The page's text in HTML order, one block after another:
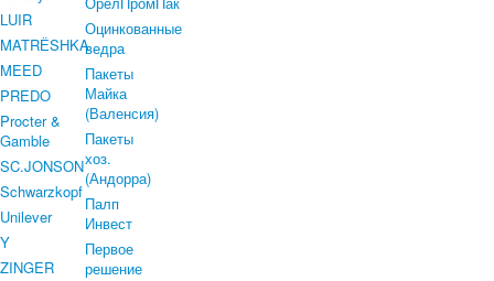
LUIR
MATRЁSHKA
MEED
PREDO
Procter &
Gamble
SC.JONSON
Schwarzkopf
Unilever
Y
ZINGER
Оцинкованные
ведра
Пакеты
Майка
(Валенсия)
Пакеты
хоз.
(Андорра)
Палп
Инвест
Первое
решение